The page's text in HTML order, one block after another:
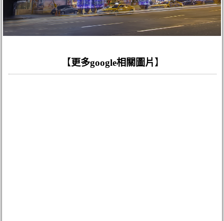
【 更多google相關圖片 】